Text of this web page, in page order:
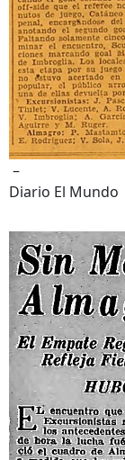
–
Diario El Mundo